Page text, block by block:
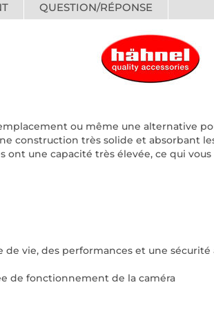
QUESTION/RÉPONSE
ou même une alternative
construction très solide et absorbant
une capacité très élevée, ce qui
vie, des performances et une sécurité
de fonctionnement de la caméra